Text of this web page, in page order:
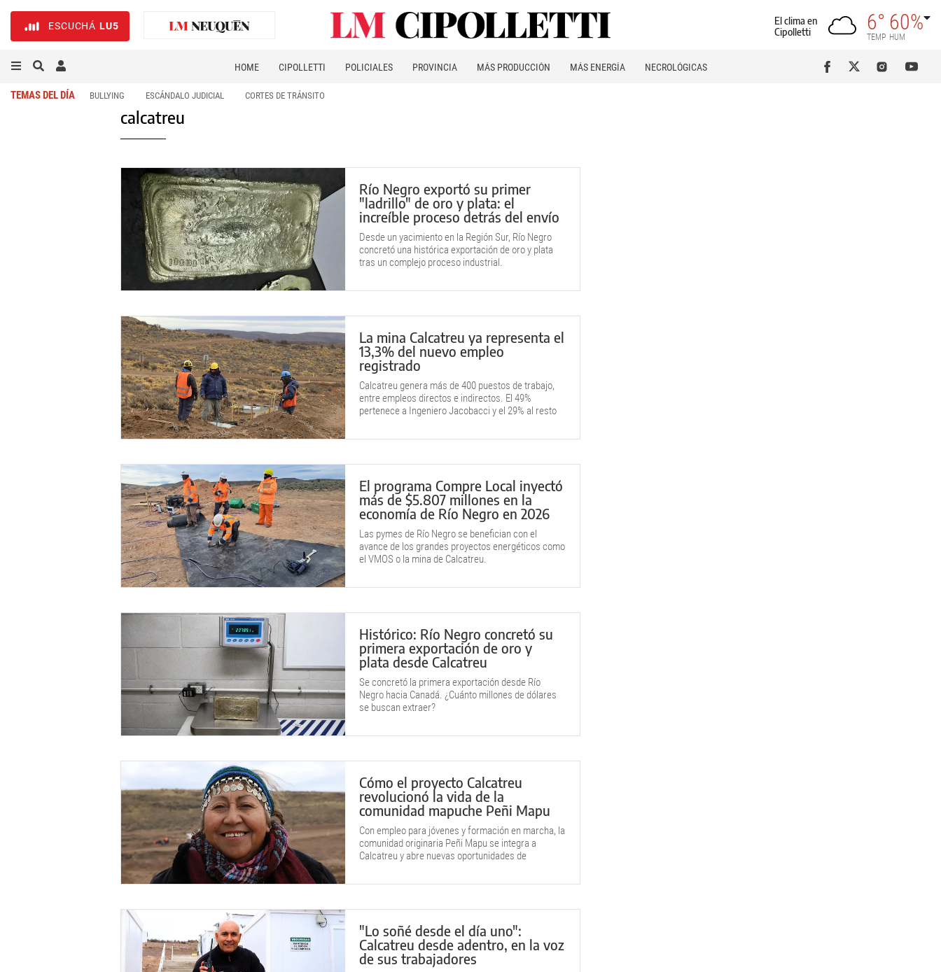
ESCUCHÁ LU5
El clima en
Cipolletti
6°
TEMP
60%
HUM
HOME CIPOLLETTI POLICIALES PROVINCIA MÁS PRODUCCIÓN MÁS ENERGÍA NECROLÓGICAS
TEMAS DEL DÍA BULLYING ESCÁNDALO JUDICIAL CORTES DE TRÁNSITO
calcatreu
Río Negro exportó su primer
"ladrillo" de oro y plata: el
increíble proceso detrás del envío
Desde un yacimiento en la Región Sur, Río Negro
concretó una histórica exportación de oro y plata
tras un complejo proceso industrial.
La mina Calcatreu ya representa el
13,3% del nuevo empleo
registrado
Calcatreu genera más de 400 puestos de trabajo,
entre empleos directos e indirectos. El 49%
pertenece a Ingeniero Jacobacci y el 29% al resto
El programa Compre Local inyectó
más de $5.807 millones en la
economía de Río Negro en 2026
Las pymes de Río Negro se benefician con el
avance de los grandes proyectos energéticos como
el VMOS o la mina de Calcatreu.
Histórico: Río Negro concretó su
primera exportación de oro y
plata desde Calcatreu
Se concretó la primera exportación desde Río
Negro hacia Canadá. ¿Cuánto millones de dólares
se buscan extraer?
Cómo el proyecto Calcatreu
revolucionó la vida de la
comunidad mapuche Peñi Mapu
Con empleo para jóvenes y formación en marcha, la
comunidad originaria Peñi Mapu se integra a
Calcatreu y abre nuevas oportunidades de
"Lo soñé desde el día uno":
Calcatreu desde adentro, en la voz
de sus trabajadores